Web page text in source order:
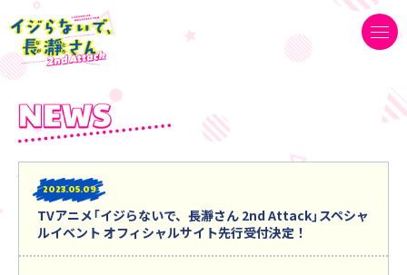
2023 05.09
TVアニメ「イジらないで、長瀞さん 2nd Attack」スペシャ
ルイベント オフィシャルサイト先行受付決定！